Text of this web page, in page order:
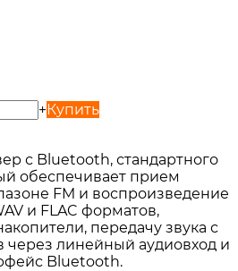
+Купить
с Bluetooth, стандартного
обеспечивает прием
FM и воспроизведение
и FLAC форматов,
передачу звука с
через линейный аудиовход и
Bluetooth.